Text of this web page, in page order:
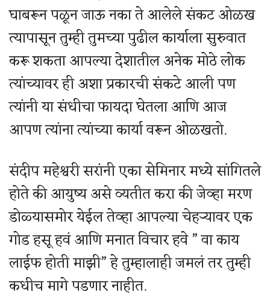
घाबरून पळून जाऊ नका ते आलेले संकट ओळख
त्यापासून तुम्ही तुमच्या पुढील कार्याला सुरुवात
करू शकता आपल्या देशातील अनेक मोठे लोक
त्यांच्यावर ही अशा प्रकारची संकटे आली पण
त्यांनी या संधीचा फायदा घेतला आणि आज
आपण त्यांना त्यांच्या कार्या वरून ओळखतो.
संदीप महेश्वरी सरांनी एका सेमिनार मध्ये सांगितले
होते की आयुष्य असे व्यतीत करा की जेव्हा मरण
डोळ्यासमोर येईल तेव्हा आपल्या चेहऱ्यावर एक
गोड हसू हवं आणि मनात विचार हवे ” वा काय
लाईफ होती माझी” हे तुम्हालाही जमलं तर तुम्ही
कधीच मागे पडणार नाहीत.